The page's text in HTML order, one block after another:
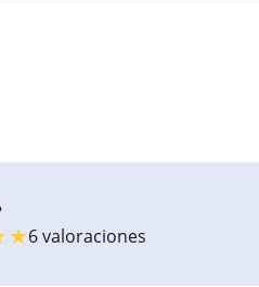
★6 valoraciones